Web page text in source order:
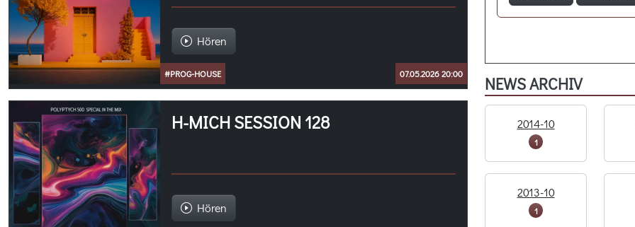
Hören
#PROG-HOUSE 07.05.2026 20:00
H-MICH SESSION 128
Hören
NEWS ARCHIV
2014-10
1
2013-10
1